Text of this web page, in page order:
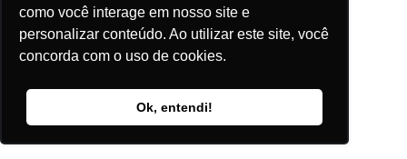
como você interage em nosso site e
personalizar conteúdo. Ao utilizar este site, você
concorda com o uso de cookies.
Ok, entendi!